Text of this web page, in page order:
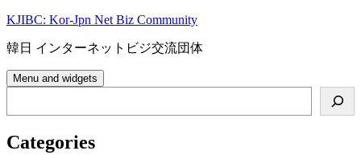
Skip
content
KJIBC: Kor-Jpn Net Biz Community
韓日 インターネットビジ交流団体
Menu and widgets
Categories